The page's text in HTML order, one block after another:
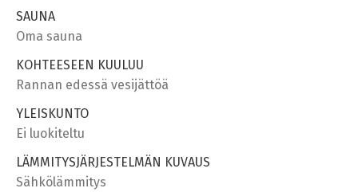
SAUNA
Oma sauna
KOHTEESEEN KUULUU
Rannan edessä vesijättöä
YLEISKUNTO
Ei luokiteltu
LÄMMITYSJÄRJESTELMÄN KUVAUS
Sähkölämmitys